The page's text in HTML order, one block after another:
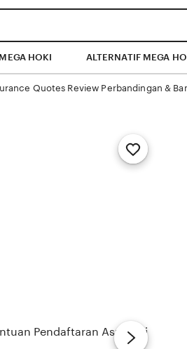
HOKI ALTERNATIF MEGA
Quotes Review Perbandingan &
Add
to